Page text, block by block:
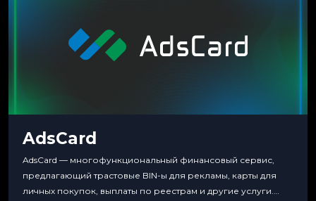
AdsCard
AdsCard — многофункциональный финансовый сервис,
предлагающий трастовые BIN-ы для рекламы, карты для
личных покупок, выплаты по реестрам и другие услуги.